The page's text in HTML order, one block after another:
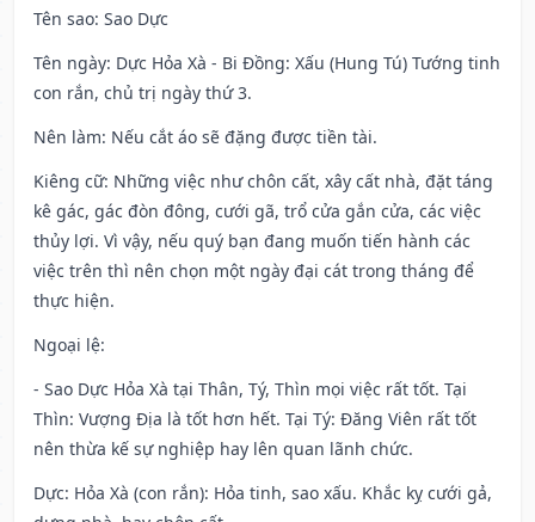
Tên sao: Sao Dực
Tên ngày: Dực Hỏa Xà - Bi Đồng: Xấu (Hung Tú) Tướng tinh
con rắn, chủ trị ngày thứ 3.
Nên làm: Nếu cắt áo sẽ đặng được tiền tài.
Kiêng cữ: Những việc như chôn cất, xây cất nhà, đặt táng
kê gác, gác đòn đông, cưới gã, trổ cửa gắn cửa, các việc
thủy lợi. Vì vậy, nếu quý bạn đang muốn tiến hành các
việc trên thì nên chọn một ngày đại cát trong tháng để
thực hiện.
Ngoại lệ:
- Sao Dực Hỏa Xà tại Thân, Tý, Thìn mọi việc rất tốt. Tại
Thìn: Vượng Địa là tốt hơn hết. Tại Tý: Đăng Viên rất tốt
nên thừa kế sự nghiệp hay lên quan lãnh chức.
Dực: Hỏa Xà (con rắn): Hỏa tinh, sao xấu. Khắc kỵ cưới gả,